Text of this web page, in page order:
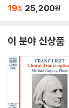
19% 25,200원
이 분야 신상품